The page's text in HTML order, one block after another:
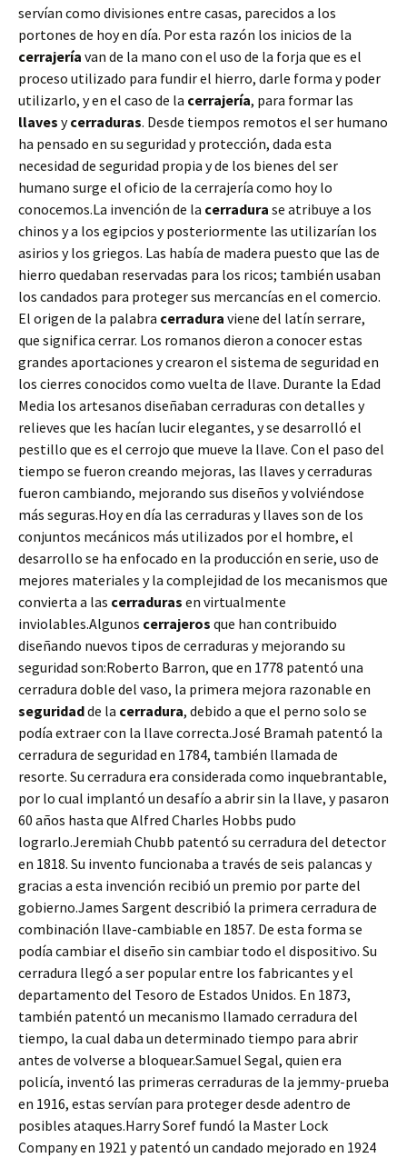
servían como divisiones entre casas, parecidos a los
portones de hoy en día. Por esta razón los inicios de la
cerrajería van de la mano con el uso de la forja que es el
proceso utilizado para fundir el hierro, darle forma y poder
utilizarlo, y en el caso de la cerrajería, para formar las
llaves ycerraduras. Desde tiempos remotos el ser humano
ha pensado en su seguridad y protección, dada esta
necesidad de seguridad propia y de los bienes del ser
humano surge el oficio de la cerrajería como hoy lo
conocemos.La invención de la cerradura se atribuye a los
chinos y a los egipcios y posteriormente las utilizarían los
asirios y los griegos. Las había de madera puesto que las de
hierro quedaban reservadas para los ricos; también usaban
los candados para proteger sus mercancías en el comercio.
El origen de la palabra cerradura viene del latín serrare,
que significa cerrar. Los romanos dieron a conocer estas
grandes aportaciones y crearon el sistema de seguridad en
los cierres conocidos como vuelta de llave. Durante la Edad
Media los artesanos diseñaban cerraduras con detalles y
relieves que les hacían lucir elegantes, y se desarrolló el
pestillo que es el cerrojo que mueve la llave. Con el paso del
tiempo se fueron creando mejoras, las llaves y cerraduras
fueron cambiando, mejorando sus diseños y volviéndose
más seguras.Hoy en día las cerraduras y llaves son de los
conjuntos mecánicos más utilizados por el hombre, el
desarrollo se ha enfocado en la producción en serie, uso de
mejores materiales y la complejidad de los mecanismos que
convierta a las cerraduras en virtualmente
inviolables.Algunos cerrajeros que han contribuido
diseñando nuevos tipos de cerraduras y mejorando su
seguridad son:Roberto Barron, que en 1778 patentó una
cerradura doble del vaso, la primera mejora razonable en
seguridadde la cerradura, debido a que el perno solo se
podía extraer con la llave correcta.José Bramah patentó la
cerradura de seguridad en 1784, también llamada de
resorte. Su cerradura era considerada como inquebrantable,
por lo cual implantó un desafío a abrir sin la llave, y pasaron
60 años hasta que Alfred Charles Hobbs pudo
lograrlo.Jeremiah Chubb patentó su cerradura del detector
en 1818. Su invento funcionaba a través de seis palancas y
gracias a esta invención recibió un premio por parte del
gobierno.James Sargent describió la primera cerradura de
combinación llave-cambiable en 1857. De esta forma se
podía cambiar el diseño sin cambiar todo el dispositivo. Su
cerradura llegó a ser popular entre los fabricantes y el
departamento del Tesoro de Estados Unidos. En 1873,
también patentó un mecanismo llamado cerradura del
tiempo, la cual daba un determinado tiempo para abrir
antes de volverse a bloquear.Samuel Segal, quien era
policía, inventó las primeras cerraduras de la jemmy-prueba
en 1916, estas servían para proteger desde adentro de
posibles ataques.Harry Soref fundó la Master Lock
Company en 1921 y patentó un candado mejorado en 1924